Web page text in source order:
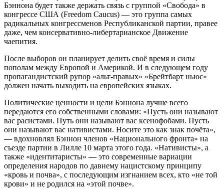
Бэннона будет также держать связь с группой «Свобода» в
конгрессе США (Freedom Caucus) — это группа самых
радикальных конгрессменов Республиканской партии, правее
даже, чем консервативно-либертарианское Движение
чаепития.
После выборов он планирует делить своё время и силы
пополам между Европой и Америкой. И в следующем году
пропагандистский рупор «альт-правых» «Брейтбарт ньюс»
должен начать выходить на европейских языках.
Политические ценности и цели Бэннона лучше всего
передаются его собственными словами: «Пусть они называют
вас расистами. Путь они называют вас ксенофобами. Пусть
они называют вас нативистами. Носите это как знак почёта»,
— вдохновлял Бэннон членов «Национального фронта» на
съезде партии в Лилле 10 марта этого года. «Нативисты», а
также «идентитаристы» — это современные вариации
определения народов по давнему нацистскому принципу
«кровь и почва», с последующим изгнанием всех, кто «не той
крови» и не родился на «этой почве».